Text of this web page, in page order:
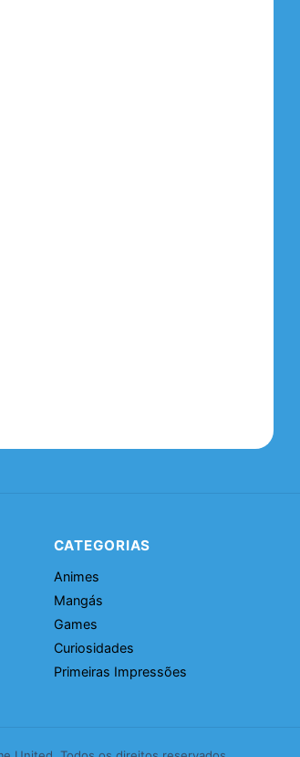
CATEGORIAS
Animes
Mangás
Games
Curiosidades
Primeiras Impressões